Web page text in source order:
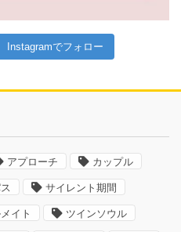
Instagramでフォロー
アプローチ カップル
サイレント期間
イト ツインソウル